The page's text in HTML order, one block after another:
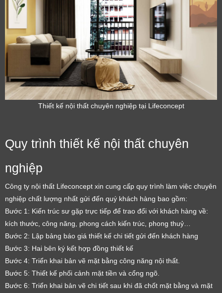
Thiết kế nội thất chuyên nghiệp tại Lifeconcept
Quy trình thiết kế nội thất chuyên
nghiệp
Công ty nội thất Lifeconcept xin cung cấp quy trình làm việc chuyên
nghiệp chất lượng nhất gửi đến quý khách hàng bao gồm:
Bước 1: Kiến trúc sư gặp trực tiếp để trao đổi với khách hàng về:
kích thước, công năng, phong cách kiến trúc, phong thuỷ…
Bước 2: Lập bảng báo giá thiết kế chi tiết gửi đến khách hàng
Bước 3: Hai bên ký kết hợp đồng thiết kế
Bước 4: Triển khai bản vẽ mặt bằng công năng nội thất.
Bước 5: Thiết kế phối cảnh mặt tiền và cổng ngõ.
Bước 6: Triển khai bản vẽ chi tiết sau khi đã chốt mặt bằng và mặt